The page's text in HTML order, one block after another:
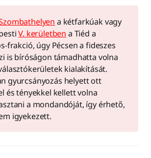
a kétfarkúak vagy
V. kerületben a Tiéd a
frakció, úgy Pécsen a fideszes
is bíróságon támadhatta volna
kialakítását.
gyurcsányozás helyett ott
és tényekkel kellett volna
a mondandóját, így érhető,
igyekezett.